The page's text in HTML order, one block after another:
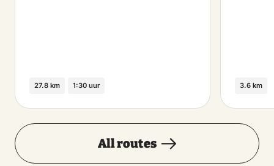
27.8 km 1:30 uur 3.6 km
All routes